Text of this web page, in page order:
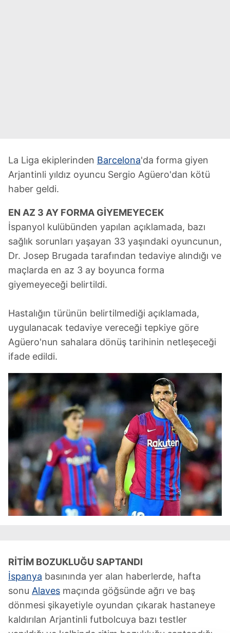
La Liga ekiplerinden Barcelona'da forma giyen
Arjantinli yıldız oyuncu Sergio Agüero'dan kötü
haber geldi.
EN AZ 3 AY FORMA GİYEMEYECEK
İspanyol kulübünden yapılan açıklamada, bazı
sağlık sorunları yaşayan 33 yaşındaki oyuncunun,
Dr. Josep Brugada tarafından tedaviye alındığı ve
maçlarda en az 3 ay boyunca forma
giyemeyeceği belirtildi.
Hastalığın türünün belirtilmediği açıklamada,
uygulanacak tedaviye vereceği tepkiye göre
Agüero'nun sahalara dönüş tarihinin netleşeceği
ifade edildi.
RİTİM BOZUKLUĞU SAPTANDI
İspanya basınında yer alan haberlerde, hafta
sonu Alaves maçında göğsünde ağrı ve baş
dönmesi şikayetiyle oyundan çıkarak hastaneye
kaldırılan Arjantinli futbolcuya bazı testler